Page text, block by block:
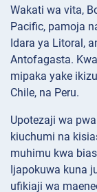
Wakati wa vita,
Pacific, pamoja
Idara ya Litoral,
Antofagasta.
mipaka yake
Chile, na Peru.
Upotezaji wa
kiuchumi na
muhimu kwa
Ijapokuwa kuna
ufikiaji wa